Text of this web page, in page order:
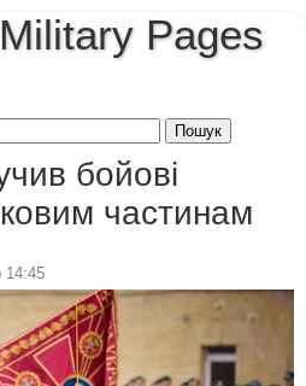
Pages
бойові
частинам
14:45